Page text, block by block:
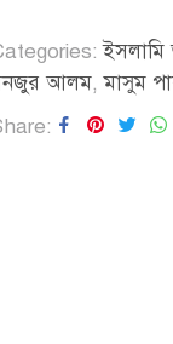
আলম,মাসুম